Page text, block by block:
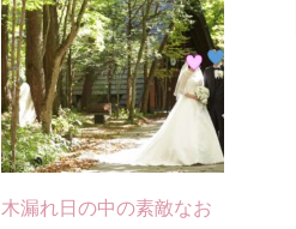
木漏れ日の中の素敵なお